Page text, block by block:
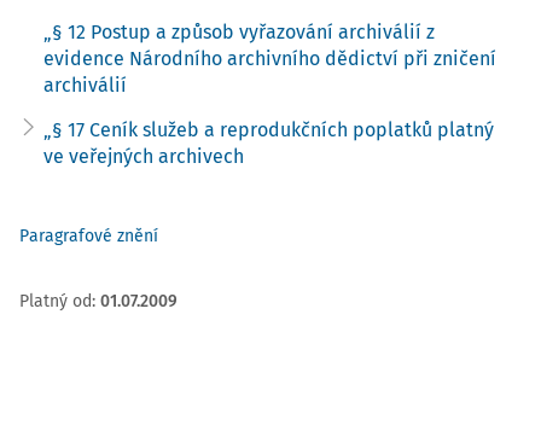
„§ 12 Postup a způsob vyřazování archiválií z
evidence Národního archivního dědictví při zničení
archiválií
„§ 17 Ceník služeb a reprodukčních poplatků platný
ve veřejných archivech
Paragrafové znění
Platný od: 01.07.2009